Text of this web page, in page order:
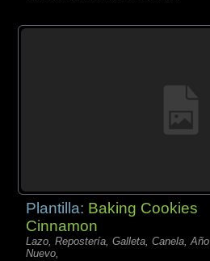
Plantilla: Baking Cookies
Cinnamon
Lazo, Repostería, Galleta, Canela, Año
Nuevo,